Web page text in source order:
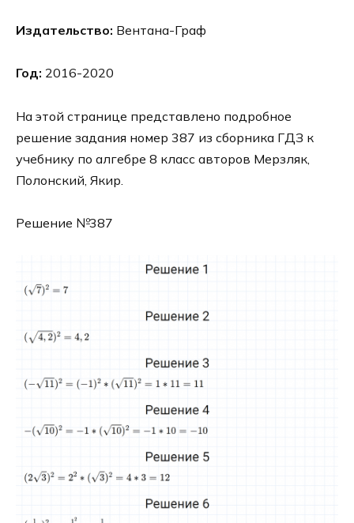
Издательство: Вентана-Граф
Год: 2016-2020
На этой странице представлено подробное
решение задания номер 387 из сборника ГДЗ к
учебнику по алгебре 8 класс авторов Мерзляк,
Полонский, Якир.
Решение №387